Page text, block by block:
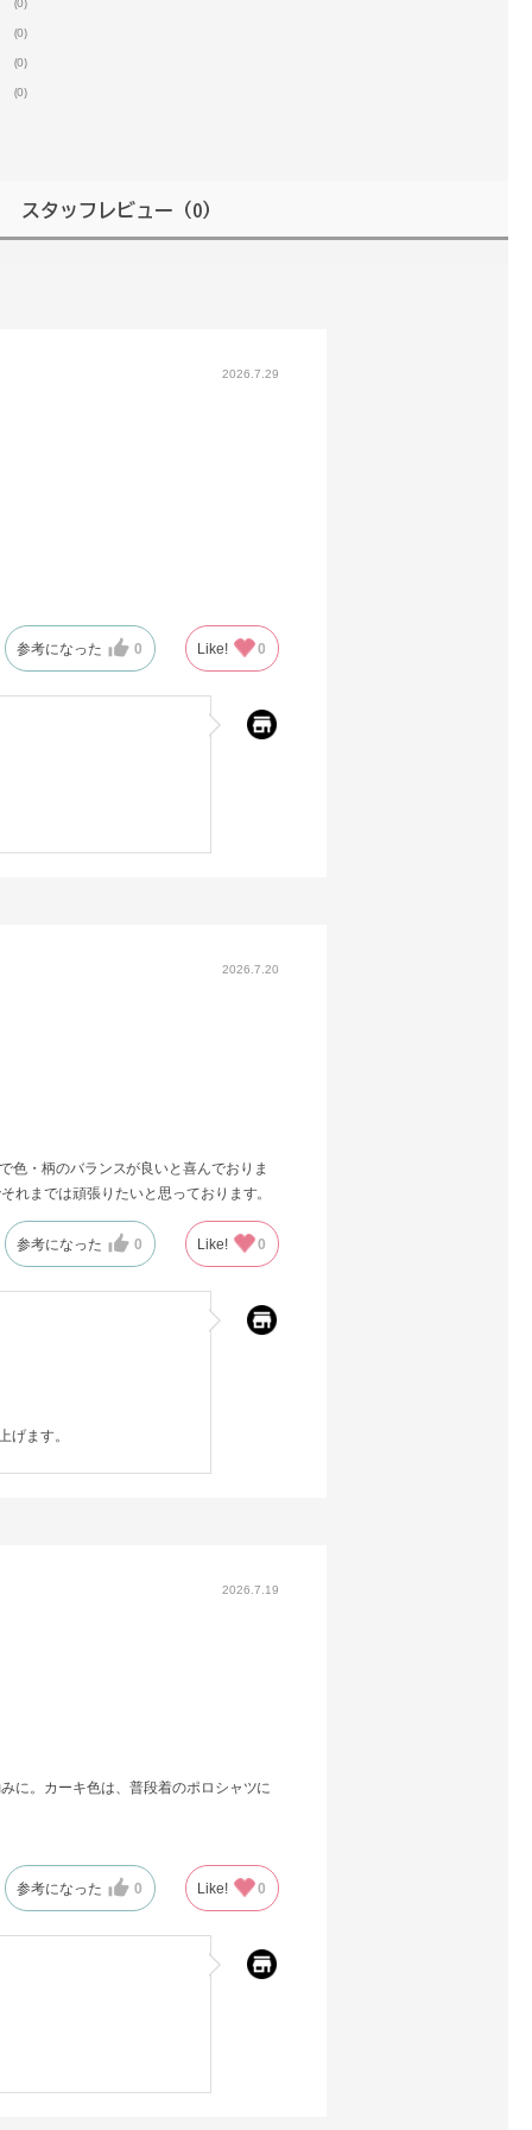
(0)
(0)
(0)
スタッフレビュー （0）
2026.7.29
参考になった 0 Like! 0
2026.7.20
色・柄のバランスが良いと喜んでおりま
れまでは頑張りたいと思っております。
参考になった 0 Like! 0
げます。
2026.7.19
に。カーキ色は、普段着のポロシャツに
参考になった 0 Like! 0